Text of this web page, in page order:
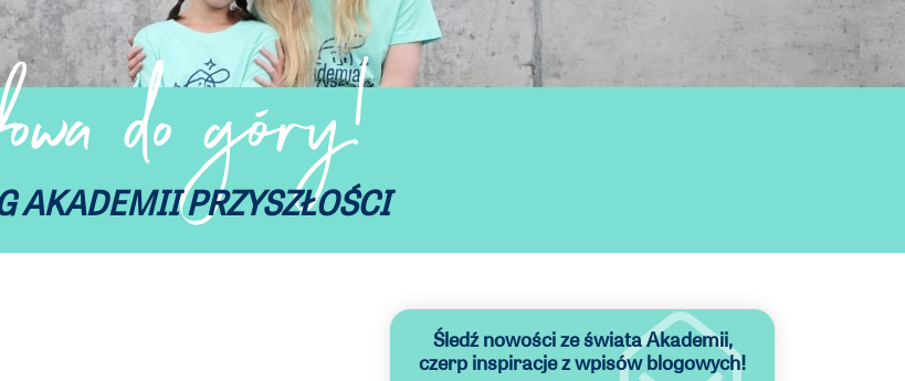
do góry!
AKADEMII PRZYSZŁOŚCI
Śledź nowości ze świata Akademii,
czerp inspiracje z wpisów blogowych!